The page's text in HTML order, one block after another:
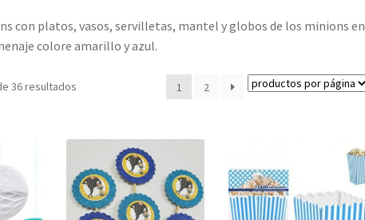
con platos, vasos, servilletas, mantel y globos de los minions en
colore amarillo y azul.
36 resultados 1 2